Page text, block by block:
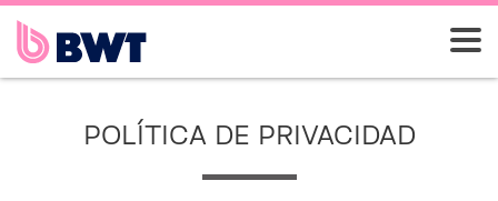
POLÍTICA DE PRIVACIDAD